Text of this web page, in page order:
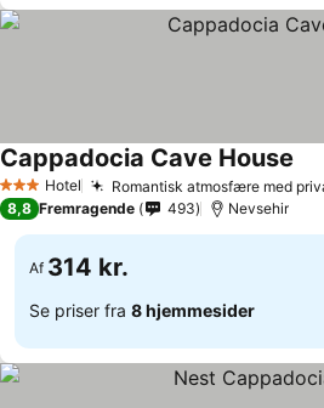
3 StjernerHotel Romantisk atmosfære med
Cappadocia Cave House
8,8 Fremragende 493 Nevsehir
Af 314 kr.
Se priser fra 8 hjemmesider